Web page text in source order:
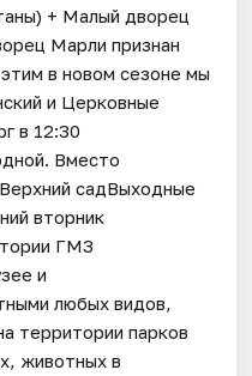
+ Малый дворец
Марли признан
в новом сезоне мы
и Церковные
в 12:30
Вместо
садВыходные
вторник
ГМЗ
и
любых видов,
территории парков
животных в